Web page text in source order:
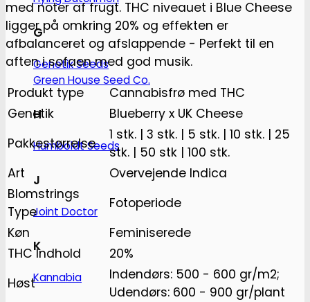
G
Genetik Seeds
Green House Seed Co.
H
Humboldt Seeds
J
Joint Doctor
K
Kannabia
med noter af frugt. THC niveauet i Blue Cheese
ligger på omkring 20% og effekten er
afbalanceret og afslappende - Perfekt til en
aften i sofaen med god musik.
Produkt type
Cannabisfrø med THC
Genetik
Blueberry x UK Cheese
Pakkestørrelse
1 stk. | 3 stk. | 5 stk. | 10 stk. | 25
stk. | 50 stk | 100 stk.
Art
Overvejende Indica
Blomstrings
Type
Fotoperiode
Køn
Feminiserede
THC Indhold
20%
Høst
Indendørs: 500 - 600 gr/m2;
Udendørs: 600 - 900 gr/plant